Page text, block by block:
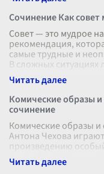
Сочинение Как
Совет — это мудрое
рекомендация,
самые трудные и
В сложных ситуациях
Комические образы
сочинение
Комические образы
Антона Чехова
произведению
первый взгляд может